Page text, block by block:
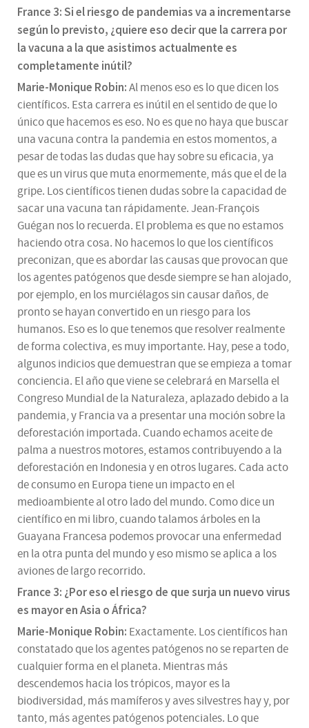
France 3: Si el riesgo de pandemias va a incrementarse
según lo previsto, ¿quiere eso decir que la carrera por
la vacuna a la que asistimos actualmente es
completamente inútil?
Marie-Monique Robin:Al menos eso es lo que dicen los
científicos. Esta carrera es inútil en el sentido de que lo
único que hacemos es eso. No es que no haya que buscar
una vacuna contra la pandemia en estos momentos, a
pesar de todas las dudas que hay sobre su eficacia, ya
que es un virus que muta enormemente, más que el de la
gripe. Los científicos tienen dudas sobre la capacidad de
sacar una vacuna tan rápidamente. Jean-François
Guégan nos lo recuerda. El problema es que no estamos
haciendo otra cosa. No hacemos lo que los científicos
preconizan, que es abordar las causas que provocan que
los agentes patógenos que desde siempre se han alojado,
por ejemplo, en los murciélagos sin causar daños, de
pronto se hayan convertido en un riesgo para los
humanos. Eso es lo que tenemos que resolver realmente
de forma colectiva, es muy importante. Hay, pese a todo,
algunos indicios que demuestran que se empieza a tomar
conciencia. El año que viene se celebrará en Marsella el
Congreso Mundial de la Naturaleza, aplazado debido a la
pandemia, y Francia va a presentar una moción sobre la
deforestación importada. Cuando echamos aceite de
palma a nuestros motores, estamos contribuyendo a la
deforestación en Indonesia y en otros lugares. Cada acto
de consumo en Europa tiene un impacto en el
medioambiente al otro lado del mundo. Como dice un
científico en mi libro, cuando talamos árboles en la
Guayana Francesa podemos provocar una enfermedad
en la otra punta del mundo y eso mismo se aplica a los
aviones de largo recorrido.
France 3: ¿Por eso el riesgo de que surja un nuevo virus
es mayor en Asia o África?
Marie-Monique Robin: Exactamente. Los científicos han
constatado que los agentes patógenos no se reparten de
cualquier forma en el planeta. Mientras más
descendemos hacia los trópicos, mayor es la
biodiversidad, más mamíferos y aves silvestres hay y, por
tanto, más agentes patógenos potenciales. Lo que